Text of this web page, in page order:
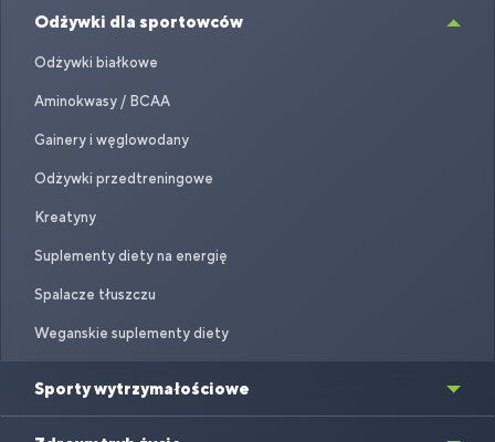
Odżywki dla sportowców
Odżywki białkowe
Aminokwasy / BCAA
Gainery i węglowodany
Odżywki przedtreningowe
Kreatyny
Suplementy diety na energię
Spalacze tłuszczu
Weganskie suplementy diety
Sporty wytrzymałościowe